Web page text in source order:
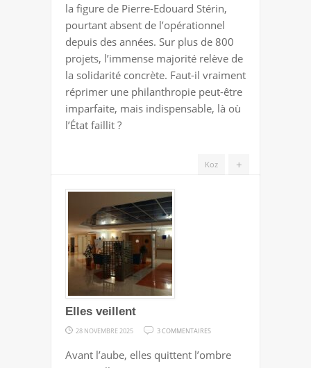
CHARITÉ
BIEN
SURVEILLÉE
la figure de Pierre-Edouard Stérin,
pourtant absent de l’opérationnel
depuis des années. Sur plus de 800
projets, l’immense majorité relève de
la solidarité concrète. Faut-il vraiment
réprimer une philanthropie peut-être
imparfaite, mais indispensable, là où
l’État faillit ?
+
Koz
Elles veillent
28 NOVEMBRE 2025 3 COMMENTAIRES
VEILLENT
Avant l’aube, elles quittent l’ombre